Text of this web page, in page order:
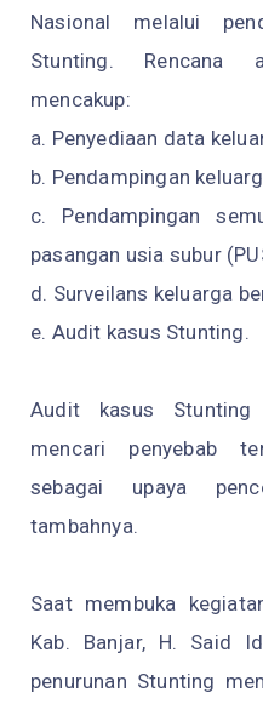
Nasional melalui
Stunting. Rencana
mencakup:
a. Penyediaan data
b. Pendampingan
c. Pendampingan
pasangan usia subur
d. Surveilans keluarga
e. Audit kasus Stunting.
Audit kasus
mencari penyebab
sebagai upaya
tambahnya.
Saat membuka
Kab. Banjar, H. Said
penurunan Stunting